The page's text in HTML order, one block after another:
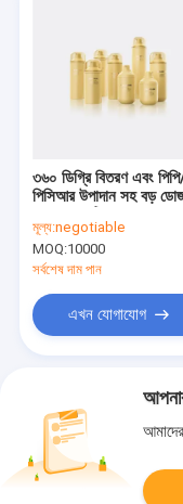
৩৬০ ডিগ্রি বিতরণ এবং
পিসিআর উপাদান সহ বড়
বোতল
মূল্য:negotiable
MOQ:10000
সর্বশেষ দাম পান
এখন যোগাযোগ